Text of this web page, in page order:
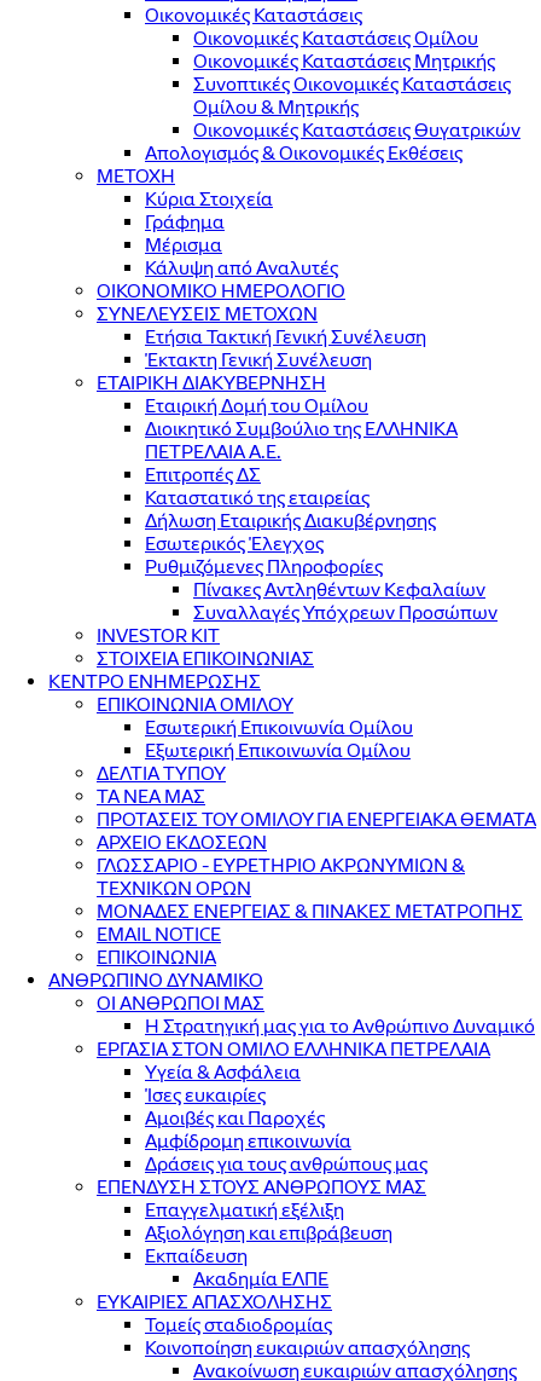
Οικονομικές Καταστάσεις
Οικονομικές Καταστάσεις Ομίλου
Οικονομικές Καταστάσεις Μητρικής
Συνοπτικές Οικονομικές Καταστάσεις
Ομίλου & Μητρικής
Οικονομικές Καταστάσεις Θυγατρικών
Απολογισμός & Οικονομικές Εκθέσεις
ΜΕΤΟΧΗ
Κύρια Στοιχεία
Γράφημα
Μέρισμα
Κάλυψη από Αναλυτές
ΟΙΚΟΝΟΜΙΚΟ ΗΜΕΡΟΛΟΓΙΟ
ΣΥΝΕΛΕΥΣΕΙΣ ΜΕΤΟΧΩΝ
Ετήσια Τακτική Γενική Συνέλευση
Έκτακτη Γενική Συνέλευση
ΕΤΑΙΡΙΚΗ ΔΙΑΚΥΒΕΡΝΗΣΗ
Εταιρική Δομή του Ομίλου
Διοικητικό Συμβούλιο της ΕΛΛΗΝΙΚΑ
ΠΕΤΡΕΛΑΙΑ Α.Ε.
Επιτροπές ΔΣ
Καταστατικό της εταιρείας
Δήλωση Εταιρικής Διακυβέρνησης
Εσωτερικός Έλεγχος
Ρυθμιζόμενες Πληροφορίες
Πίνακες Αντληθέντων Κεφαλαίων
Συναλλαγές Υπόχρεων Προσώπων
INVESTOR KIT
ΣΤΟΙΧΕΙΑ ΕΠΙΚΟΙΝΩΝΙΑΣ
ΚΕΝΤΡΟ ΕΝΗΜΕΡΩΣΗΣ
ΕΠΙΚΟΙΝΩΝΙΑ ΟΜΙΛΟΥ
Εσωτερική Επικοινωνία Ομίλου
Εξωτερική Επικοινωνία Ομίλου
ΔΕΛΤΙΑ ΤΥΠΟΥ
ΤΑ ΝΕΑ ΜΑΣ
ΠΡΟΤΑΣΕΙΣ ΤΟΥ ΟΜΙΛΟΥ ΓΙΑ ΕΝΕΡΓΕΙΑΚΑ ΘΕΜΑΤΑ
ΑΡΧΕΙΟ ΕΚΔΟΣΕΩΝ
ΓΛΩΣΣΑΡΙΟ - ΕΥΡΕΤΗΡΙΟ ΑΚΡΩΝΥΜΙΩΝ &
ΤΕΧΝΙΚΩΝ ΟΡΩΝ
ΜΟΝΑΔΕΣ ΕΝΕΡΓΕΙΑΣ & ΠΙΝΑΚΕΣ ΜΕΤΑΤΡΟΠΗΣ
EMAIL NOTICE
ΕΠΙΚΟΙΝΩΝΙΑ
ΑΝΘΡΩΠΙΝΟ ΔΥΝΑΜΙΚΟ
ΟΙ ΑΝΘΡΩΠΟΙ ΜΑΣ
Η Στρατηγική μας για το Ανθρώπινο Δυναμικό
ΕΡΓΑΣΙΑ ΣΤΟΝ ΟΜΙΛΟ ΕΛΛΗΝΙΚΑ ΠΕΤΡΕΛΑΙΑ
Υγεία & Ασφάλεια
Ίσες ευκαιρίες
Αμοιβές και Παροχές
Αμφίδρομη επικοινωνία
Δράσεις για τους ανθρώπους μας
ΕΠΕΝΔΥΣΗ ΣΤΟΥΣ ΑΝΘΡΩΠΟΥΣ ΜΑΣ
Επαγγελματική εξέλιξη
Αξιολόγηση και επιβράβευση
Εκπαίδευση
Ακαδημία ΕΛΠΕ
ΕΥΚΑΙΡΙΕΣ ΑΠΑΣΧΟΛΗΣΗΣ
Τομείς σταδιοδρομίας
Κοινοποίηση ευκαιριών απασχόλησης
Ανακοίνωση ευκαιριών απασχόλησης